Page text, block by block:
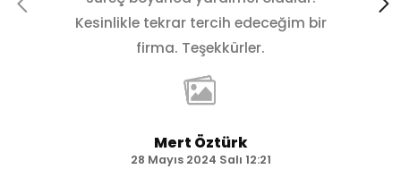
Kesinlikle tekrar tercih edeceğim bir
firma. Teşekkürler.
Mert Öztürk
28 Mayıs 2024 Salı 12:21